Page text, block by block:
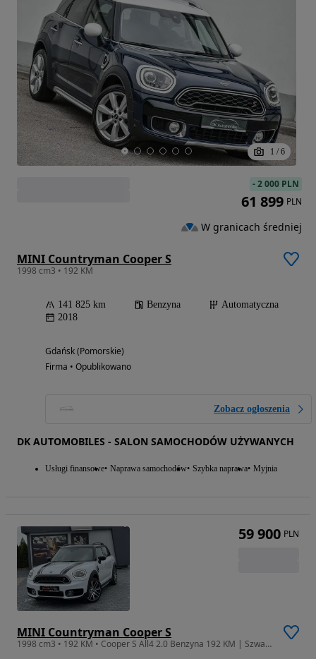
1 / 6
MINI Countryman Cooper S
1998 cm3 • 192 KM
141 825 km Benzyna
Automatyczna
2018
Gdańsk (Pomorskie)
Firma • Opublikowano
Zobacz ogłoszenia
DK AUTOMOBILES - SALON SAMOCHODÓW UŻYWANYCH
Usługi finansowe Naprawa samochodów Szybka naprawa Myjnia
-2 000 PLN
61 899 PLN
W granicach średniej
MINI Countryman Cooper S
1998 cm3 • 192 KM • Cooper S All4 2.0 Benzyna 192 KM | Szwajcaria | Bogate wyposażenie
59 900 PLN